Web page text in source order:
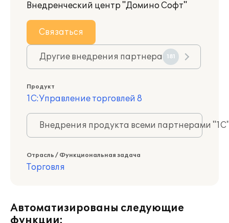
Внедренческий центр "Домино Софт"
Связаться
Другие внедрения партнера 181
Продукт
1С:Управление торговлей 8
Внедрения продукта всеми партнерами
Отрасль / Функциональная задача
Торговля
Автоматизированы следующие
функции: